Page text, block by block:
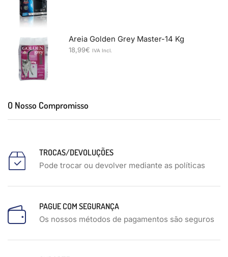
Areia Golden Grey Master-14 Kg
18,99€ IVA Incl.
O Nosso Compromisso
TROCAS/DEVOLUÇÕES
Pode trocar ou devolver mediante as políticas
PAGUE COM SEGURANÇA
Os nossos métodos de pagamentos são seguros